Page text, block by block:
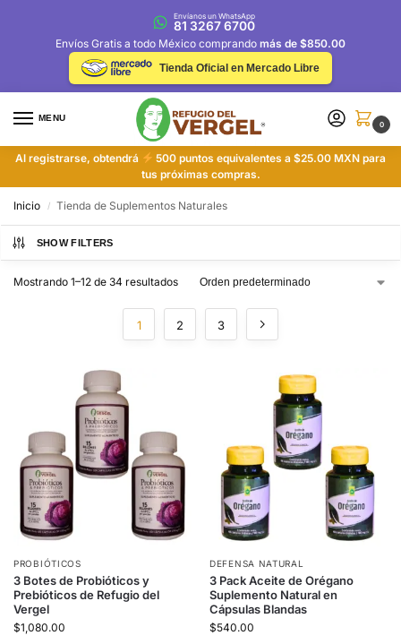
Envíanos un WhatsApp
81 3267 6700
Envíos Gratis a todo México comprando más de $850.00
Tienda Oficial en Mercado Libre
MENU
0
Al registrarse, obtendrá
500 puntos equivalentes a $25.00 MXN para
tus próximas compras.
Inicio / Tienda de Suplementos Naturales
SHOW FILTERS
Mostrando 1–12 de 34 resultados
1 2 3
PROBIÓTICOS
3 Botes de Probióticos y
Prebióticos de Refugio del
Vergel
$1,080.00
DEFENSA NATURAL
3 Pack Aceite de Orégano
Suplemento Natural en
Cápsulas Blandas
$540.00